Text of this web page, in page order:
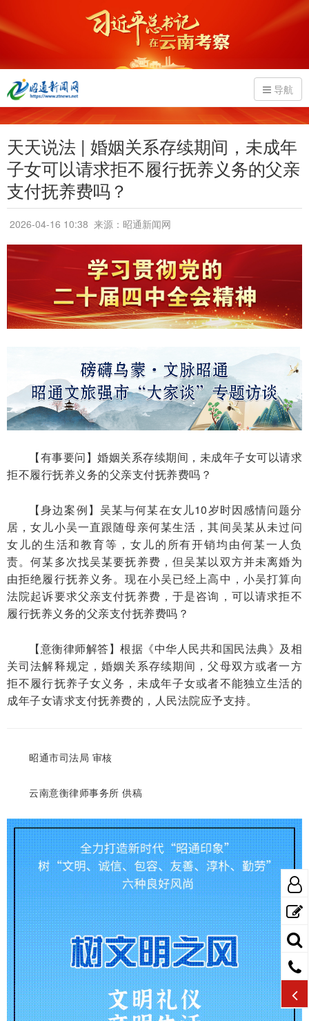
导航
天天说法 | 婚姻关系存续期间，未成年
子女可以请求拒不履行抚养义务的父亲
支付抚养费吗？
2026-04-16 10:38 来源：昭通新闻网
【有事要问】婚姻关系存续期间，未成年子女可以请求
拒不履行抚养义务的父亲支付抚养费吗？
【身边案例】吴某与何某在女儿10岁时因感情问题分
居，女儿小吴一直跟随母亲何某生活，其间吴某从未过问
女儿的生活和教育等，女儿的所有开销均由何某一人负
责。何某多次找吴某要抚养费，但吴某以双方并未离婚为
由拒绝履行抚养义务。现在小吴已经上高中，小吴打算向
法院起诉要求父亲支付抚养费，于是咨询，可以请求拒不
履行抚养义务的父亲支付抚养费吗？
【意衡律师解答】根据《中华人民共和国民法典》及相
关司法解释规定，婚姻关系存续期间，父母双方或者一方
拒不履行抚养子女义务，未成年子女或者不能独立生活的
成年子女请求支付抚养费的，人民法院应予支持。
昭通市司法局 审核
云南意衡律师事务所 供稿